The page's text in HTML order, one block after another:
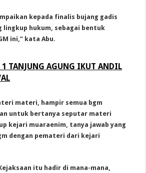
kepada finalis bujang gadis
lingkup hukum, sebagai bentuk
ini,” kata Abu.
1 TANJUNG AGUNG IKUT ANDIL
materi, hampir semua bgm
untuk bertanya seputar materi
kejari muaraenim, tanya jawab yang
dengan pemateri dari kejari
itu hadir di mana-mana,